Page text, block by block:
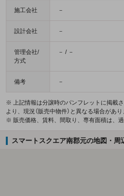
施工会社 －
設計会社 －
管理会社/
方式
－ / －
備考 －
※ 上記情報は分譲時のパンフレットに掲載
より、現況（販売中物件）と異なる場合があり
※ 販売価格、賃料、間取り、専有面積は、
スマートスクエア南郡元の地図・周